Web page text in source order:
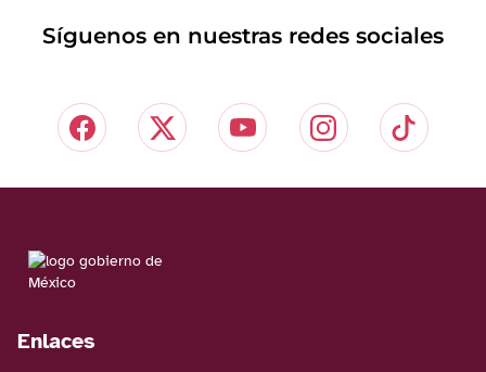
Síguenos en nuestras redes sociales
Enlaces